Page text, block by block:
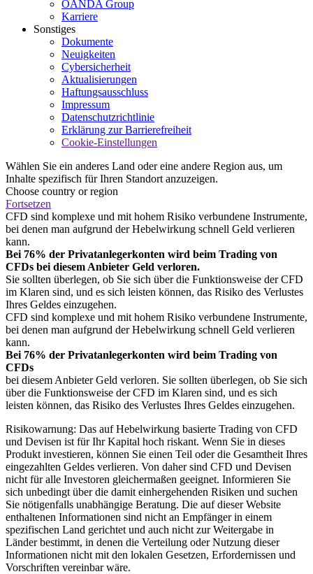
OANDA Group
Karriere
Sonstiges
Dokumente
Neuigkeiten
Cybersicherheit
Aktualisierungen
Haftungsausschluss
Impressum
Datenschutzrichtlinie
Erklärung zur Barrierefreiheit
Cookie-Einstellungen
Wählen Sie ein anderes Land oder eine andere Region aus, um
Inhalte spezifisch für Ihren Standort anzuzeigen.
Choose country or region
Fortsetzen
CFD sind komplexe und mit hohem Risiko verbundene Instrumente,
bei denen man aufgrund der Hebelwirkung schnell Geld verlieren
kann.
Bei 76% der Privatanlegerkonten wird beim Trading von
CFDs bei diesem Anbieter Geld verloren.
Sie sollten überlegen, ob Sie sich über die Funktionsweise der CFD
im Klaren sind, und es sich leisten können, das Risiko des Verlustes
Ihres Geldes einzugehen.
CFD sind komplexe und mit hohem Risiko verbundene Instrumente,
bei denen man aufgrund der Hebelwirkung schnell Geld verlieren
kann.
Bei 76% der Privatanlegerkonten wird beim Trading von
CFDs
bei diesem Anbieter Geld verloren. Sie sollten überlegen, ob Sie sich
über die Funktionsweise der CFD im Klaren sind, und es sich
leisten können, das Risiko des Verlustes Ihres Geldes einzugehen.
Risikowarnung: Das auf Hebelwirkung basierte Trading von CFD
und Devisen ist für Ihr Kapital hoch riskant. Wenn Sie in dieses
Produkt investieren, können Sie einen Teil oder die Gesamtheit Ihres
eingezahlten Geldes verlieren. Von daher sind CFD und Devisen
nicht für alle Investoren gleichermaßen geeignet. Informieren Sie
sich unbedingt über die damit einhergehenden Risiken und suchen
Sie nötigenfalls unabhängige Beratung. Die auf dieser Website
enthaltenen Informationen sind nicht an Empfänger in einem
spezifischen Land gerichtet und auch nicht zur Weitergabe in
Länder bestimmt, in denen die Verteilung oder Nutzung dieser
Informationen nicht mit den lokalen Gesetzen, Erfordernissen und
Vorschriften vereinbar wäre.